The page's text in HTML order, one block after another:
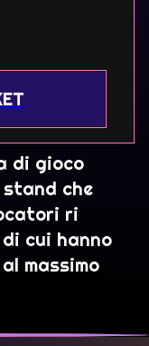
di gioco
che
ri
cui hanno
massimo